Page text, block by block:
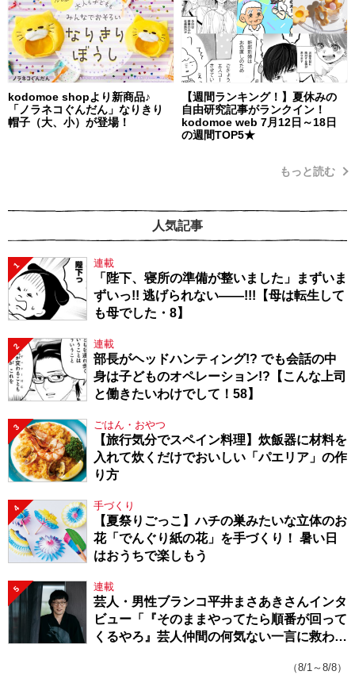
kodomoe shopより新商品♪
「ノラネコぐんだん」なりきり
帽子（大、小）が登場！
【週間ランキング！】夏休みの
自由研究記事がランクイン！
kodomoe web 7月12日～18日
の週間TOP5★
もっと読む
人気記事
1 連載
「陛下、寝所の準備が整いました」まずいま
ずいっ!! 逃げられない――!!!【母は転生して
も母でした・8】
2 連載
部長がヘッドハンティング!? でも会話の中
身は子どものオペレーション!?【こんな上司
と働きたいわけでして！58】
3 ごはん・おやつ
【旅行気分でスペイン料理】炊飯器に材料を
入れて炊くだけでおいしい「パエリア」の作
り方
4 手づくり
【夏祭りごっこ】ハチの巣みたいな立体のお
花「でんぐり紙の花」を手づくり！ 暑い日
はおうちで楽しもう
5 連載
芸人・男性ブランコ平井まさあきさんインタ
ビュー「『そのままやってたら順番が回って
くるやろ』芸人仲間の何気ない一言に救われ
（8/1～8/8）